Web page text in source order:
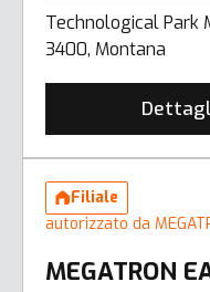
Technological Park
3400, Montana
Filiale
autorizzato da
MEGATRON